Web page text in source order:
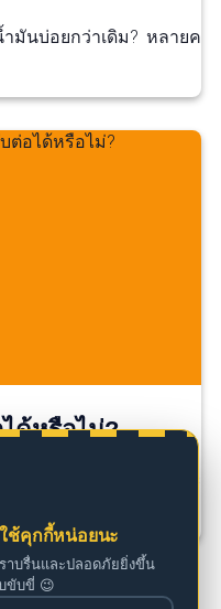
ช้คุกกี้หน่อยนะ
าบรื่นและปลอดภัยยิ่งขึ้น
ขับขี่ 😉
มันบ่อยกว่าเดิม? หลายค
ด้หรือไม่?
ด้ หากมีภาษีรถยนต์และ